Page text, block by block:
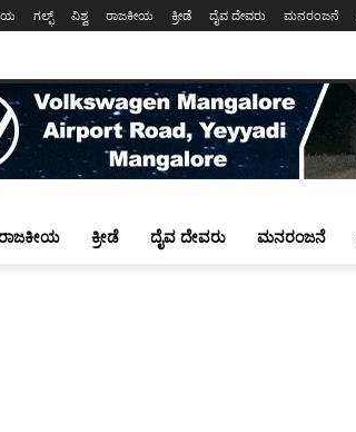
ಗಲ್ಫ್ ವಿಶ್ವ ರಾಜಕೀಯ ಕ್ರೀಡೆ ದೈವ ದೇವರು ಮನರಂಜನೆ
ಕ್ರೀಡೆ ದೈವ ದೇವರು ಮನರಂಜನೆ